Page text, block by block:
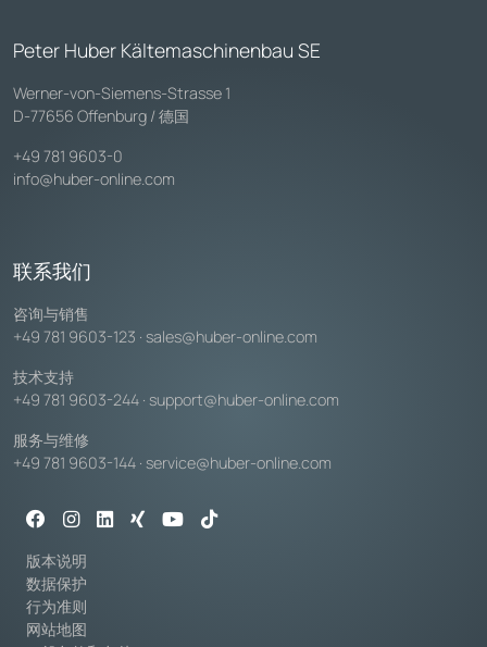
Peter Huber Kältemaschinenbau SE
Werner-von-Siemens-Strasse 1
D-77656 Offenburg / 德国
+49 781 9603-0
info@huber-online.com
联系我们
咨询与销售
+49 781 9603-123 · sales@huber-online.com
技术支持
+49 781 9603-244 · support@huber-online.com
服务与维修
+49 781 9603-144 · service@huber-online.com
版本说明
数据保护
行为准则
网站地图